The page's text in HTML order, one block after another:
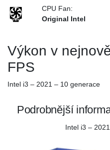
CPU Fan:
Original Intel
Výkon v
FPS
Intel i3 – 2021 – 10 generace
Podrobnější
Intel i3 –